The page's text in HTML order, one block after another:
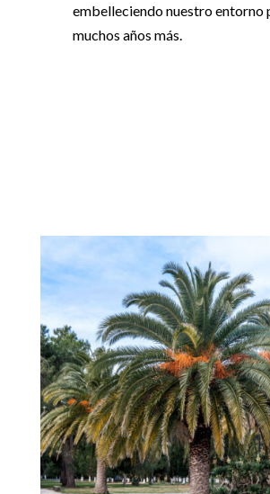
embelleciendo nuestro entorno
muchos años más.